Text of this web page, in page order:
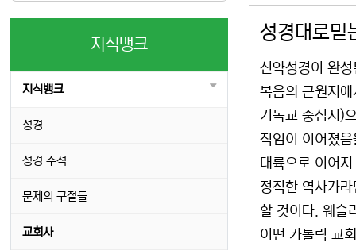
성경대로믿
신약성경이 완
복음의 근원지
기독교 중심지)
직임이 이어졌
대륙으로 이어
정직한 역사가
할 것이다. 웨슬
어떤 카톨릭 교
지식뱅크
지식뱅크
성경
성경 주석
문제의 구절들
교회사